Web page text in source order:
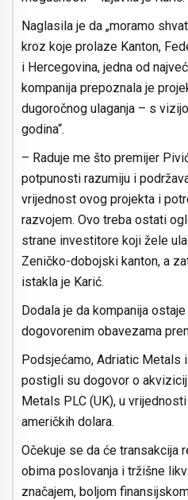
Naglasila je da „moramo
kroz koje prolaze Kanton,
i Hercegovina, jedna od
kompanija prepoznala je
dugoročnog ulaganja – s
godina“.
– Raduje me što premijer
potpunosti razumiju i
vrijednost ovog projekta i
razvojem. Ovo treba ostati
strane investitore koji žele
Zeničko-dobojski kanton, a
istakla je Karić.
Dodala je da kompanija
dogovorenim obavezama
Podsjećamo, Adriatic Metals
postigli su dogovor o
Metals PLC (UK), u
američkih dolara.
Očekuje se da će transakcija
obima poslovanja i tržišne
značajem, boljom